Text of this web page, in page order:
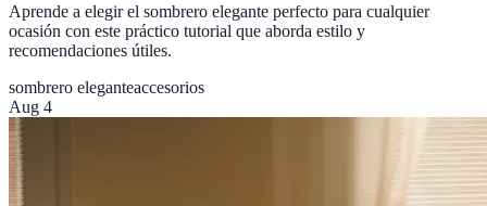
Aprende a elegir el sombrero elegante perfecto para cualquier
ocasión con este práctico tutorial que aborda estilo y
recomendaciones útiles.
sombrero eleganteaccesorios
Aug 4